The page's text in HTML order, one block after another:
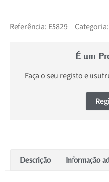
Referência: E5829 Categoria:
É um
Faça o seu registo e
Descrição Informação